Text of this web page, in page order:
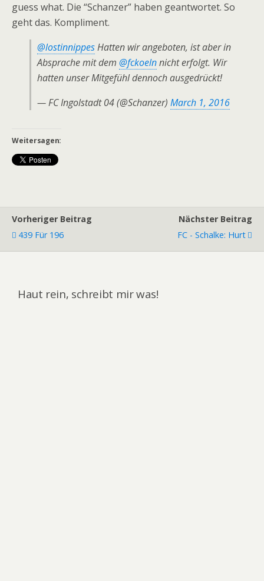
guess what. Die “Schanzer” haben geantwortet. So
geht das. Kompliment.
@lostinnippesHatten wir angeboten, ist aber in
Absprache mit dem @fckoelnnicht erfolgt. Wir
hatten unser Mitgefühl dennoch ausgedrückt!
— FC Ingolstadt 04 (@Schanzer) March 1, 2016
Weitersagen:
Vorheriger Beitrag
439 Für 196
Nächster Beitrag
FC - Schalke: Hurt
Haut rein, schreibt mir was!